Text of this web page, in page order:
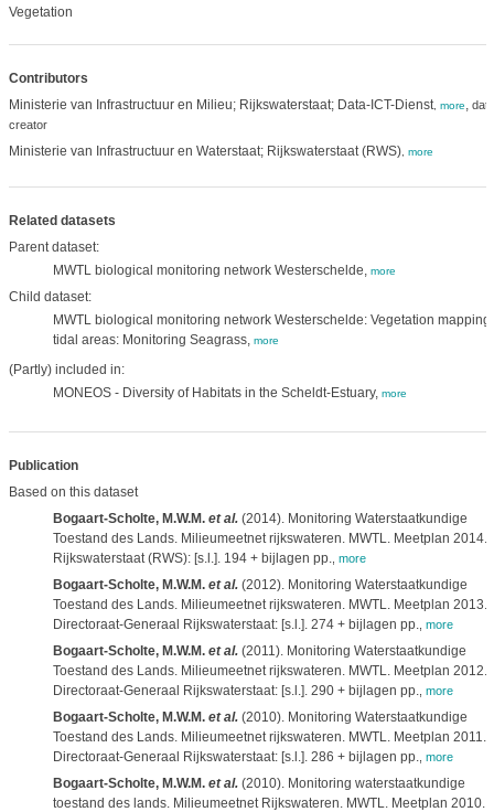
Vegetation
Contributors
Ministerie van Infrastructuur en Milieu; Rijkswaterstaat; Data-ICT-Dienst, more, data
creator
Ministerie van Infrastructuur en Waterstaat; Rijkswaterstaat (RWS), more
Related datasets
Parent dataset:
MWTL biological monitoring network Westerschelde, more
Child dataset:
MWTL biological monitoring network Westerschelde: Vegetation mapping
tidal areas: Monitoring Seagrass, more
(Partly) included in:
MONEOS - Diversity of Habitats in the Scheldt-Estuary, more
Publication
Based on this dataset
Bogaart-Scholte, M.W.M. et al.(2014). Monitoring Waterstaatkundige
Toestand des Lands. Milieumeetnet rijkswateren. MWTL. Meetplan 2014.
Rijkswaterstaat (RWS): [s.l.]. 194 + bijlagen pp. more
Bogaart-Scholte, M.W.M. et al.(2012). Monitoring Waterstaatkundige
Toestand des Lands. Milieumeetnet rijkswateren. MWTL. Meetplan 2013.
Directoraat-Generaal Rijkswaterstaat: [s.l.]. 274 + bijlagen pp. more
Bogaart-Scholte, M.W.M. et al.(2011). Monitoring Waterstaatkundige
Toestand des Lands. Milieumeetnet rijkswateren. MWTL. Meetplan 2012.
Directoraat-Generaal Rijkswaterstaat: [s.l.]. 290 + bijlagen pp. more
Bogaart-Scholte, M.W.M. et al.(2010). Monitoring Waterstaatkundige
Toestand des Lands. Milieumeetnet rijkswateren. MWTL. Meetplan 2011.
Directoraat-Generaal Rijkswaterstaat: [s.l.]. 286 + bijlagen pp. more
Bogaart-Scholte, M.W.M. et al.(2010). Monitoring waterstaatkundige
toestand des lands. Milieumeetnet Rijkswateren. MWTL. Meetplan 2010.